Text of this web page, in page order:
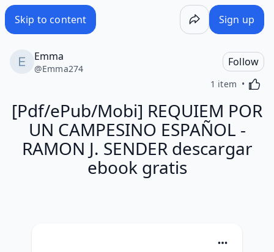
Skip to content Sign up
Emma
@Emma274
Follow
1 item
[Pdf/ePub/Mobi] REQUIEM POR
UN CAMPESINO ESPAÑOL -
RAMON J. SENDER descargar
ebook gratis